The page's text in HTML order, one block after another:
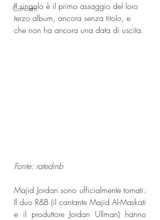
Concerti
Il singolo è il primo assaggio del loro
terzo album, ancora senza titolo, e
che non ha ancora una data di uscita.
Fonte: ratedrnb
Majid Jordan sono ufficialmente tornati.
Il duo R&B (il cantante Majid Al-Maskati
e il produttore Jordan Ullman) hanno